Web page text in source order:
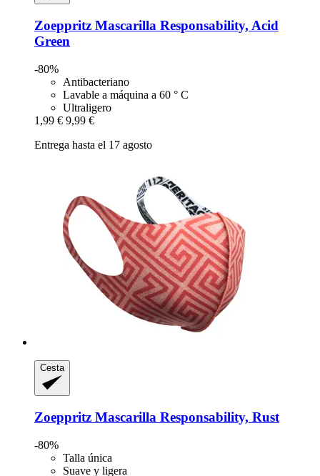
Zoeppritz Mascarilla Responsability, Acid
Green
-80%
Antibacteriano
Lavable a máquina a 60 ° C
Ultraligero
1,99 € 9,99 €
Entrega hasta el 17 agosto
Cesta
Zoeppritz Mascarilla Responsability, Rust
-80%
Talla única
Suave y ligera